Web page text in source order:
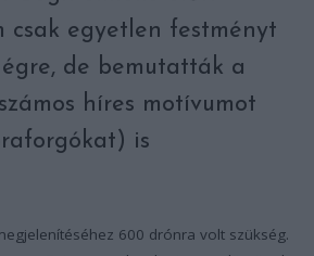
csak egyetlen festményt
de bemutatták a
híres motívumot
is
600 drónra volt szükség.